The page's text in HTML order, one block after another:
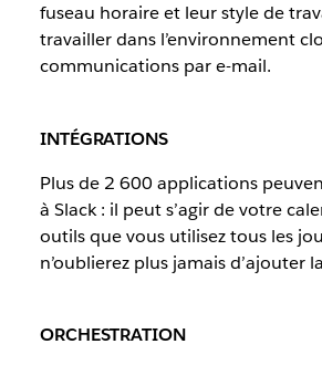
fuseau horaire et leur style de
travailler dans l’environnement
communications par e-mail.
INTÉGRATIONS
Plus de 2 600 applications
à Slack : il peut s’agir de votre
outils que vous utilisez tous les
n’oublierez plus jamais d’ajouter
ORCHESTRATION